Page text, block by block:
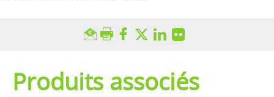
Produits associés